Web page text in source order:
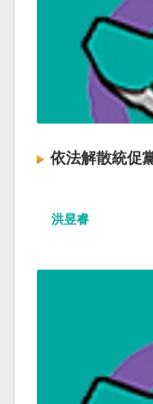
依法解散統促
洪昱睿